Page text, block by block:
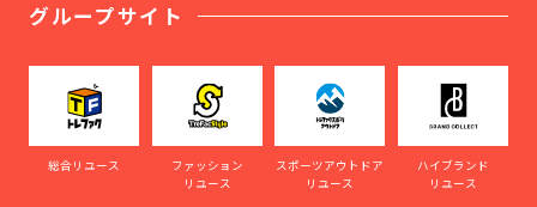
グループサイト
総合リユース
ファッション
リユース
スポーツアウトドア
リユース
ハイブランド
リユース